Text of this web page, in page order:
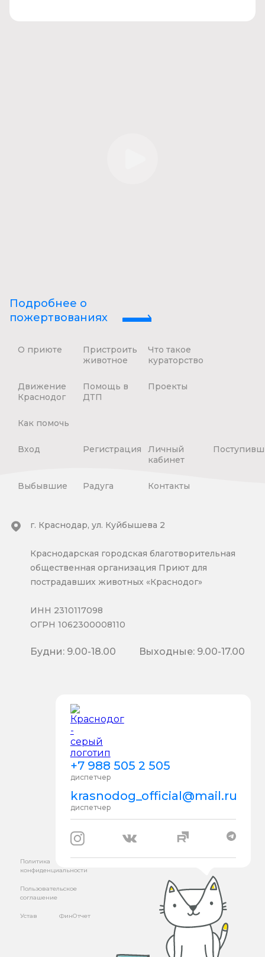
Подробнее о
пожертвованиях
О приюте
Пристроить
животное
Что такое
кураторство
Движение
Краснодог
Помощь в
ДТП
Проекты
Как помочь
Вход Регистрация
Личный
кабинет
Выбывшие Радуга Контакты
+7 988 505 2 505
диспетчер
krasnodog_official@mail.ru
диспетчер
г. Краснодар, ул. Куйбышева 2
Краснодарская городская благотворительная
общественная организация Приют для
пострадавших животных «Краснодог»
ИНН 2310117098
ОГРН 1062300008110
Будни: 9.00-18.00 Выходные: 9.00-17.00
Политика
конфиденциальности
Пользовательское
соглашение
Устав ФинОтчет